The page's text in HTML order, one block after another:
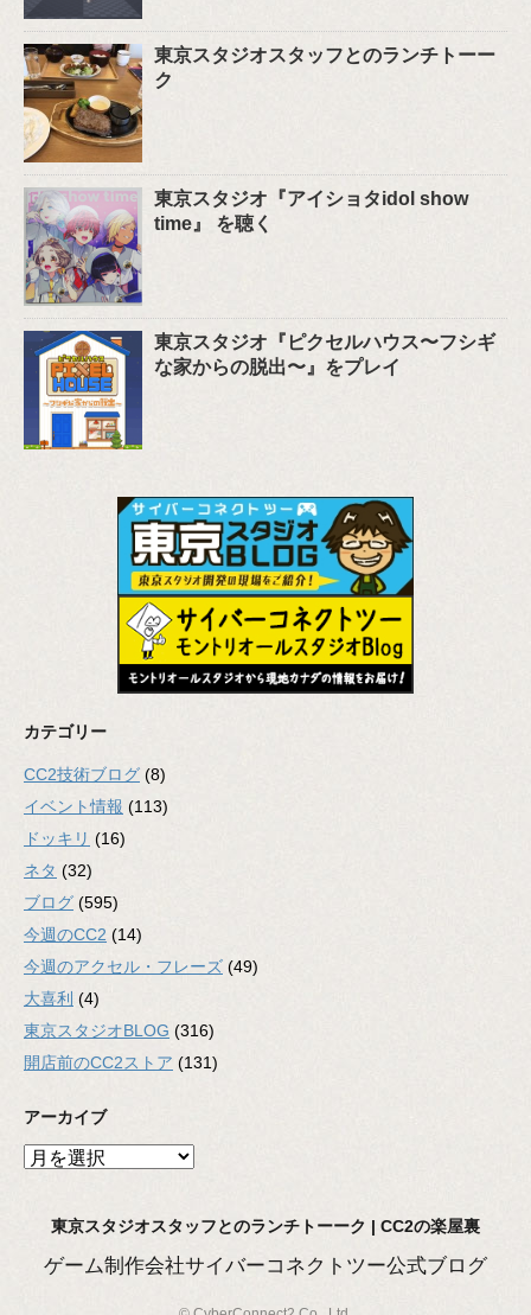
東京スタジオスタッフとのランチトーー
ク
東京スタジオ『アイショタidol show
time』 を聴く
東京スタジオ『ピクセルハウス〜フシギ
な家からの脱出〜』をプレイ
カテゴリー
CC2技術ブログ (8)
イベント情報 (113)
ドッキリ (16)
ネタ (32)
ブログ (595)
今週のCC2 (14)
今週のアクセル・フレーズ (49)
大喜利 (4)
東京スタジオBLOG (316)
開店前のCC2ストア (131)
アーカイブ
ア
東京スタジオスタッフとのランチトーーク | CC2の楽屋裏
ゲーム制作会社サイバーコネクトツー公式ブログ